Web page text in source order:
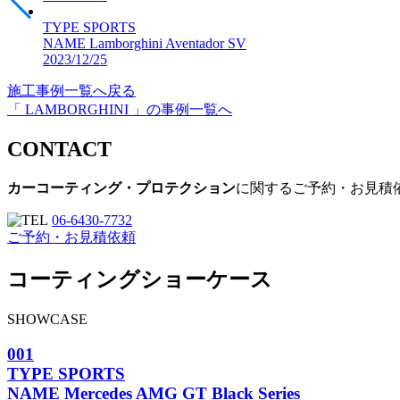
TYPE SPORTS
NAME Lamborghini Aventador SV
2023/12/25
施工事例一覧へ戻る
「 LAMBORGHINI 」の事例一覧へ
CONTACT
カーコーティング・プロテクションに関するご予約・お見積
06-6430-7732
ご予約・お見積依頼
コーティングショーケース
SHOWCASE
001
TYPE SPORTS
NAME Mercedes AMG GT Black Series